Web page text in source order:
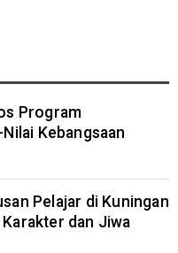
Program
Kebangsaan
Pelajar di Kuningan
dan Jiwa